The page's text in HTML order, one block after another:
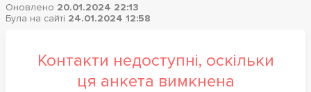
Оновлено 20.01.2024 22:13
Була на сайті 24.01.2024 12:58
Контакти недоступні, оскільки
ця анкета вимкнена